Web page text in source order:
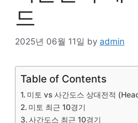
드
2025년 06월 11일 by admin
Table of Contents
미토 vs 사간도스 상대전적
미토 최근 10경기
사간도스 최근 10경기